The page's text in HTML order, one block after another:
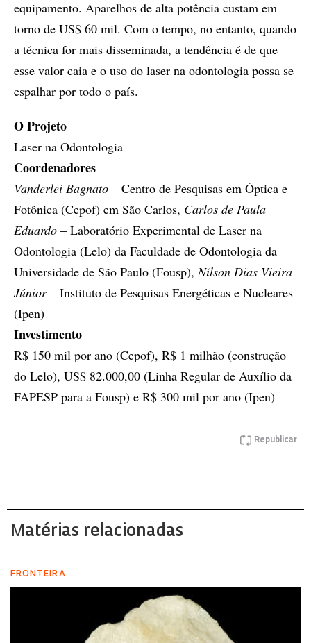
equipamento. Aparelhos de alta potência custam em
torno de US$ 60 mil. Com o tempo, no entanto, quando
a técnica for mais disseminada, a tendência é de que
esse valor caia e o uso do laser na odontologia possa se
espalhar por todo o país.
O Projeto
Laser na Odontologia
Coordenadores
Vanderlei Bagnato – Centro de Pesquisas em Óptica e
Fotônica (Cepof) em São Carlos, Carlos de Paula
Eduardo – Laboratório Experimental de Laser na
Odontologia (Lelo) da Faculdade de Odontologia da
Universidade de São Paulo (Fousp), Nílson Dias Vieira
Júnior– Instituto de Pesquisas Energéticas e Nucleares
(Ipen)
Investimento
R$ 150 mil por ano (Cepof), R$ 1 milhão (construção
do Lelo), US$ 82.000,00 (Linha Regular de Auxílio da
FAPESP para a Fousp) e R$ 300 mil por ano (Ipen)
Republicar